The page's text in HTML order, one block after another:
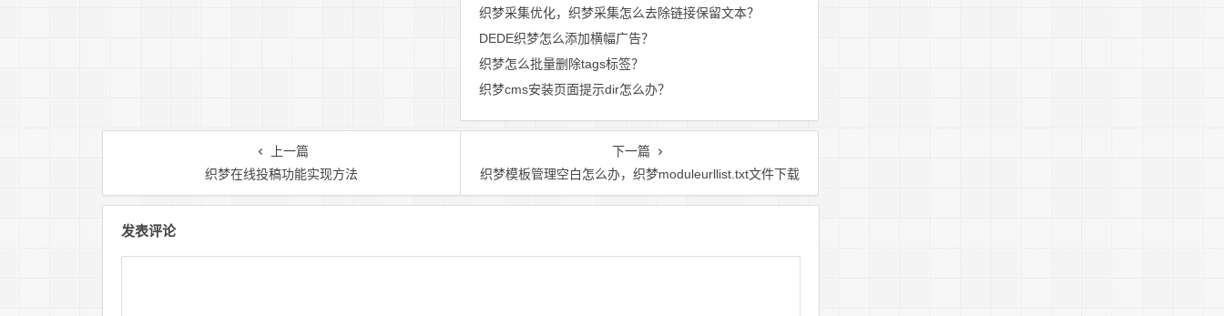
织梦采集优化，织梦采集怎么去除链接保留文本？
DEDE织梦怎么添加横幅广告？
织梦怎么批量删除tags标签？
织梦cms安装页面提示dir怎么办？
上一篇
织梦在线投稿功能实现方法
下一篇
织梦模板管理空白怎么办，织梦moduleurllist.txt文件下载
发表评论